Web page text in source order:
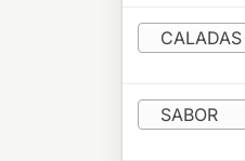
CALADAS
SABOR